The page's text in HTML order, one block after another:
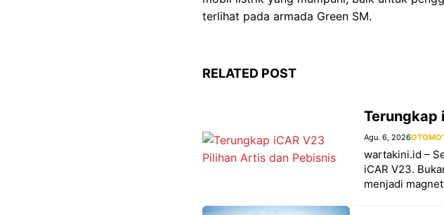
terlihat pada armada Green SM.
RELATED POST
Terungkap
Agu. 6, 2026
wartakini.id –
iCAR V23.
menjadi